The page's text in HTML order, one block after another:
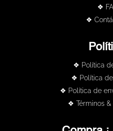
❖
❖
❖ Política
❖ Política
❖ Política de
❖ Términos